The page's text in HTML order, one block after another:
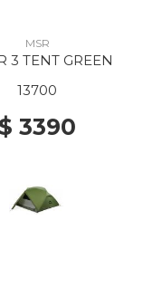
MSR
3 TENT GREEN
13700
3390